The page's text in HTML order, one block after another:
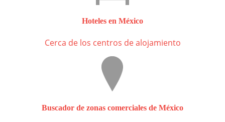
Hoteles en México
Cerca de los centros de alojamiento
Buscador de zonas comerciales de México